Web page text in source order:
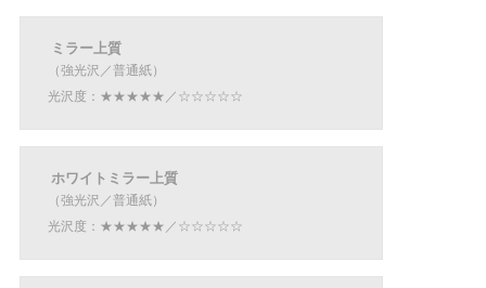
ミラー上質
（強光沢／普通紙）
光沢度：★★★★★／☆☆☆☆☆
ホワイトミラー上質
（強光沢／普通紙）
光沢度：★★★★★／☆☆☆☆☆